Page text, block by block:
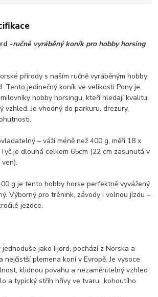
-ručně vyráběný koník pro hobby horsing
přírody s naším ručně vyráběným hobby
Tento jedinečný koník ve velikosti Pony je
hobby horsingu, kteří hledají kvalitu,
vzhled. Je vhodný do parkuru, drezury,
– váží méně než 400 g, měří 18 x
je dlouhá celkem 65cm (22 cm zasunutá v
g je tento hobby horse perfektně vyvážený
Výborný pro trénink, závody i volnou jízdu –
jezdce.
jednoduše jako Fjord, pochází z Norska a
nejčistší plemena koní v Evropě. Je vysoce
klidnou povahu a nezaměnitelný vzhled
a typický střih hřívy ve tvaru „kohoutího